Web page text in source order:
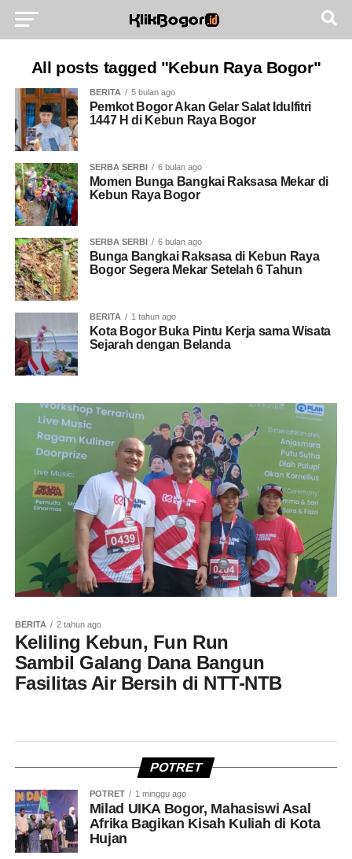
All posts tagged "Kebun Raya Bogor"
BERITA 5 bulan ago
Pemkot Bogor Akan Gelar Salat Idulfitri
1447 H di Kebun Raya Bogor
SERBA SERBI 6 bulan ago
Momen Bunga Bangkai Raksasa Mekar di
Kebun Raya Bogor
SERBA SERBI 6 bulan ago
Bunga Bangkai Raksasa di Kebun Raya
Bogor Segera Mekar Setelah 6 Tahun
BERITA 1 tahun ago
Kota Bogor Buka Pintu Kerja sama Wisata
Sejarah dengan Belanda
BERITA 2 tahun ago
Keliling Kebun, Fun Run
Sambil Galang Dana Bangun
Fasilitas Air Bersih di NTT-NTB
POTRET
POTRET 1 minggu ago
Milad UIKA Bogor, Mahasiswi Asal
Afrika Bagikan Kisah Kuliah di Kota
Hujan